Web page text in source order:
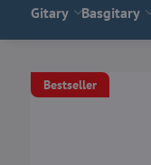
Gitary Basgitary
Bestseller